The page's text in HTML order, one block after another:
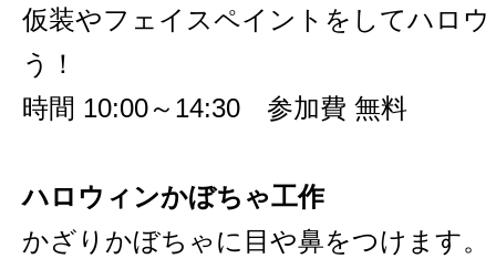
仮装やフェイスペイントをしてハロ
う！
時間 10:00～14:30 参加費 無料
ハロウィンかぼちゃ工作
かざりかぼちゃに目や鼻をつけます